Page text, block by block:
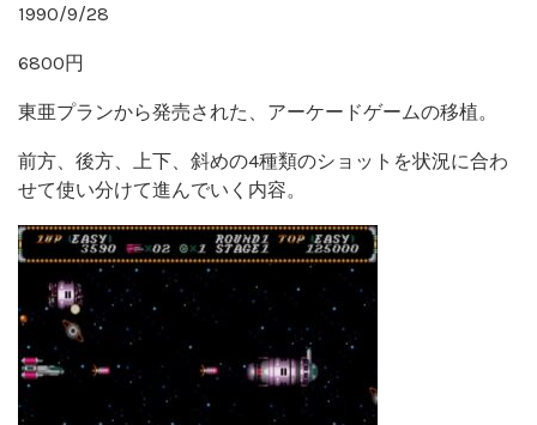
1990/9/28
6800円
東亜プランから発売された、アーケードゲームの移植。
前方、後方、上下、斜めの4種類のショットを状況に合わ
せて使い分けて進んでいく内容。